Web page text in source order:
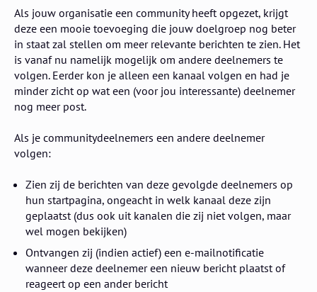
Als jouw organisatie een community heeft opgezet, krijgt
deze een mooie toevoeging die jouw doelgroep nog beter
in staat zal stellen om meer relevante berichten te zien. Het
is vanaf nu namelijk mogelijk om andere deelnemers te
volgen. Eerder kon je alleen een kanaal volgen en had je
minder zicht op wat een (voor jou interessante) deelnemer
nog meer post.
Als je communitydeelnemers een andere deelnemer
volgen:
Zien zij de berichten van deze gevolgde deelnemers op
hun startpagina, ongeacht in welk kanaal deze zijn
geplaatst (dus ook uit kanalen die zij niet volgen, maar
wel mogen bekijken)
Ontvangen zij (indien actief) een e-mailnotificatie
wanneer deze deelnemer een nieuw bericht plaatst of
reageert op een ander bericht